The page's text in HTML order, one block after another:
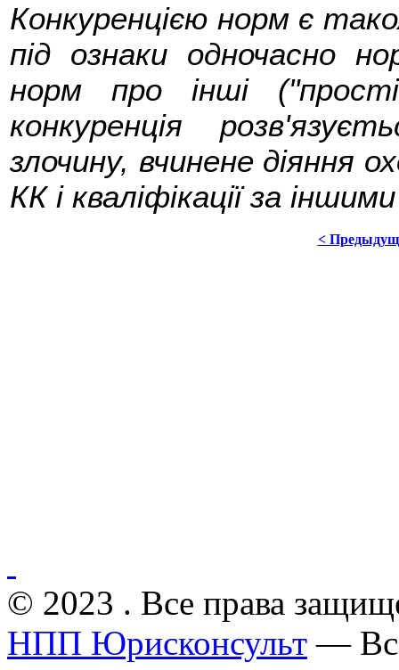
Конкуренцією норм є
під ознаки одночасно
норм про інші
конкуренція
злочину, вчинене діяння
КК і кваліфікації за
<
© 2023 . Все права
НПП Юрисконсульт —